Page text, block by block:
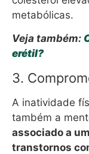
metabólicas.
Veja também:
erétil?
3.
A inatividade
também a
associado a
transtornos